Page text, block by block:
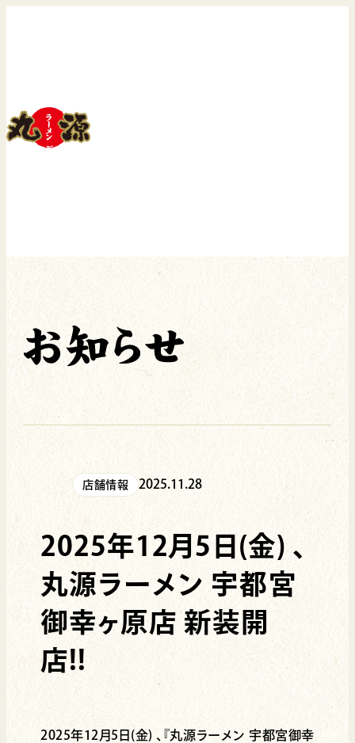
店舗情報 2025.11.28
2025年12月5日(金) 、
丸源ラーメン 宇都宮
御幸ヶ原店 新装開
店!!
2025年12月5日(金) 、『丸源ラーメン 宇都宮御幸